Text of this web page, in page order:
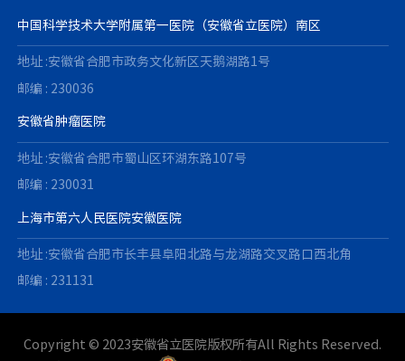
中国科学技术大学附属第一医院（安徽省立医院）南区
地址 :安徽省合肥市政务文化新区天鹅湖路1号
邮编 : 230036
安徽省肿瘤医院
地址 :安徽省合肥市蜀山区环湖东路107号
邮编 : 230031
上海市第六人民医院安徽医院
地址 :安徽省合肥市长丰县阜阳北路与龙湖路交叉路口西北角
邮编 : 231131
Copyright © 2023安徽省立医院版权所有All Rights Reserved.